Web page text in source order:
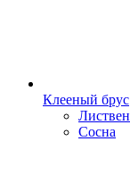
Клееный брус
Сосна